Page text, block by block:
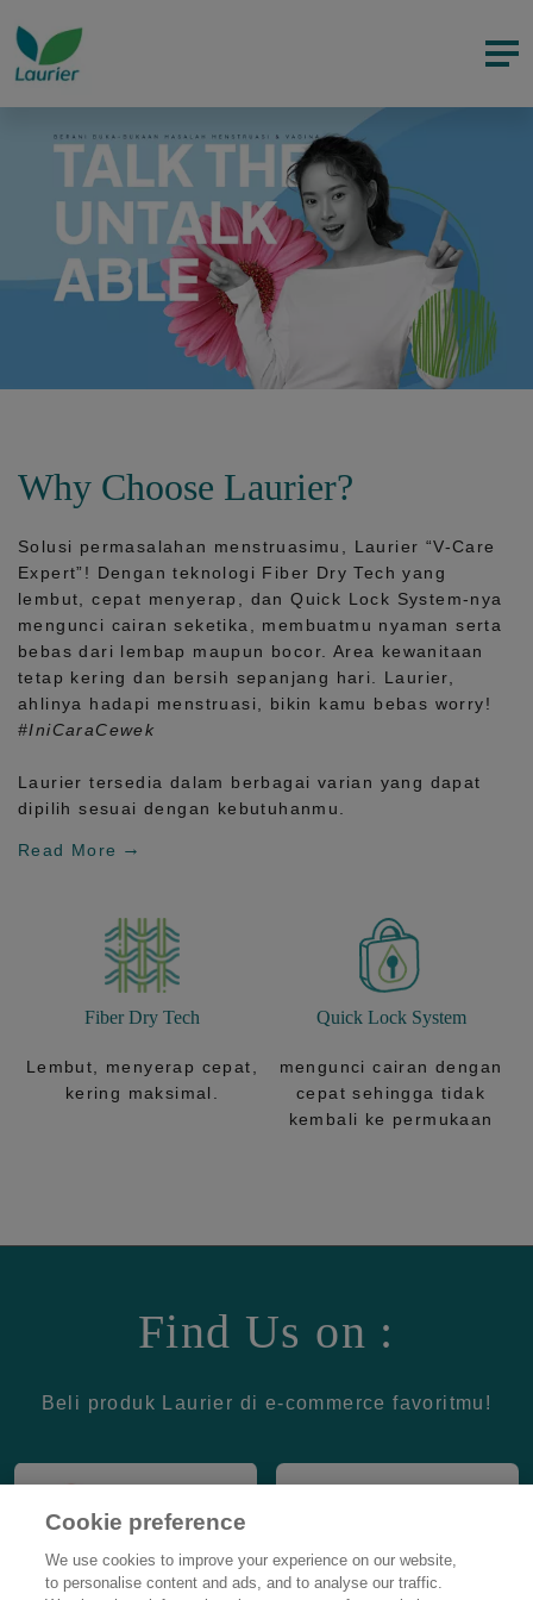
Why Choose Laurier?
Solusi permasalahan menstruasimu, Laurier “V-Care
Expert”! Dengan teknologi Fiber Dry Tech yang
lembut, cepat menyerap, danQuick Lock System-nya
mengunci cairan seketika, membuatmu nyaman serta
bebas dari lembap maupun bocor. Area kewanitaan
tetap kering dan bersih sepanjang hari.
Laurier,
ahlinya hadapi menstruasi, bikin kamu bebas worry!
#IniCaraCewek
Laurier tersedia dalam berbagai varian yang dapat
dipilih sesuai dengan kebutuhanmu.
Read More
Fiber Dry Tech
Lembut, menyerap cepat,
kering maksimal.
Quick Lock System
mengunci cairan dengan
cepat sehingga tidak
kembali ke permukaan
Find Us on :
Beli produk Laurier di e-commerce favoritmu!
Cookie preference
We use cookies to improve your experience on our website,
to personalise content and ads, and to analyse our traffic.